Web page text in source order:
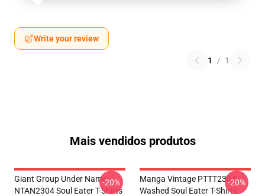
Write your review
1 / 1
Mais vendidos produtos
Giant Group Under Name
NTAN2304 Soul Eater T-Shirts
-20%
Manga Vintage PTTT2304
Washed Soul Eater T-Shirts
-20%